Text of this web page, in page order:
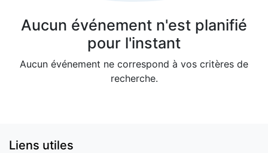
Aucun événement n'est planifié
pour l'instant
Aucun événement ne correspond à vos critères de
recherche.
Liens utiles